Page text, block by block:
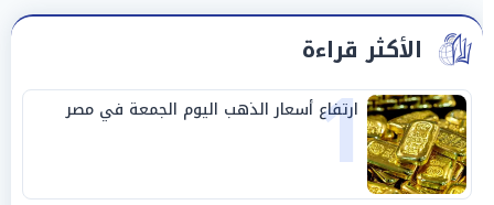
الأكثر قراءة
1
ارتفاع أسعار الذهب اليوم الجمعة في مصر